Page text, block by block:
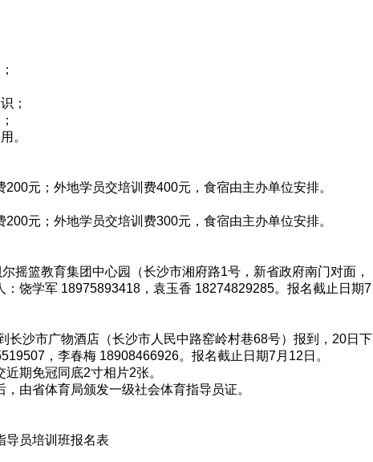
；
。
元；外地学员交培训费400元，食宿由主办单位安排。
元；外地学员交培训费300元，食宿由主办单位安排。
摇篮教育集团中心园（长沙市湘府路1号，新省政府南门对面，
饶学军 18975893418，袁玉香 18274829285。报名截止日期7
长沙市广物酒店（长沙市人民中路窑岭村巷68号）报到，20日下
，李春梅 18908466926。报名截止日期7月12日。
期免冠同底2寸相片2张。
由省体育局颁发一级社会体育指导员证。
导员培训班报名表